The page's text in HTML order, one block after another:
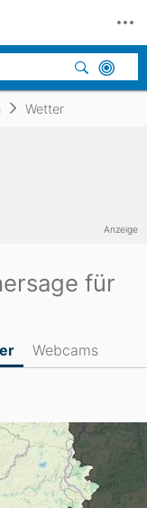
Wetter
für
Webcams
Anzeige